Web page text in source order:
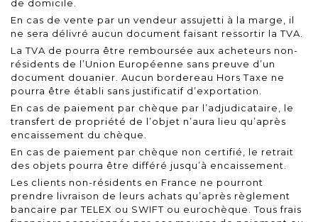
de domicile.
En cas de vente par un vendeur assujetti à la marge, il
ne sera délivré aucun document faisant ressortir la TVA.
La TVA de pourra être remboursée aux acheteurs non-
résidents de l’Union Européenne sans preuve d’un
document douanier. Aucun bordereau Hors Taxe ne
pourra être établi sans justificatif d’exportation.
En cas de paiement par chèque par l’adjudicataire, le
transfert de propriété de l’objet n’aura lieu qu’après
encaissement du chèque.
En cas de paiement par chèque non certifié, le retrait
des objets pourra être différé jusqu’à encaissement.
Les clients non-résidents en France ne pourront
prendre livraison de leurs achats qu’après règlement
bancaire par TELEX ou SWIFT ou eurochèque. Tous frais